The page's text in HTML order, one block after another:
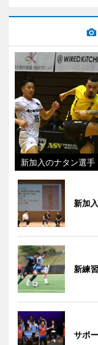
新加入のナタン選手
新加
新練
サポ